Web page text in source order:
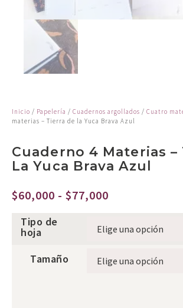
Inicio / Papelería / Cuadernos argollados / Cuatro
materias – Tierra de la Yuca Brava Azul
Cuaderno 4 Materias –
La Yuca Brava Azul
$60,000 - $77,000
Tipo de
hoja
Tamaño